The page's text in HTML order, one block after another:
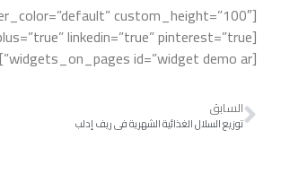
[widgets_on_pages id=”widget demo ar”]
السابق
توزيع السلال الغذائية الشهرية في ريف إدلب